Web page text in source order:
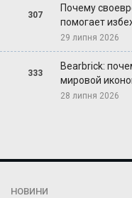
307
Почему
помогает
29 липня 2026
333
Bearbrick:
мировой
28 липня 2026
НОВИНИ